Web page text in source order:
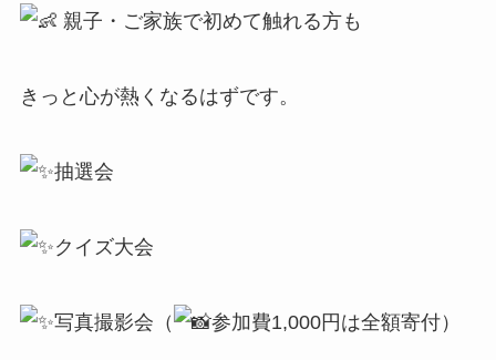
親子・ご家族で初めて触れる方も
きっと心が熱くなるはずです。
抽選会
クイズ大会
写真撮影会（ 参加費1,000円は全額寄付）